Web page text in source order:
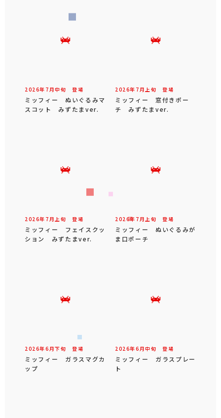
2026年 7 月中旬 登場
ミッフィー ぬいぐるみマ
スコット みずたまver.
2026年 7 月 上旬 登場
ミッフィー 窓付きポー
チ みずたまver.
2026年 7 月 上旬 登場
ミッフィー フェイスクッ
ション みずたまver.
2026年 7 月 上旬 登場
ミッフィー ぬいぐるみが
ま口ポーチ
2026年6 月下旬 登場
ミッフィー ガラスマグカ
ップ
2026年6 月中旬 登場
ミッフィー ガラスプレー
ト